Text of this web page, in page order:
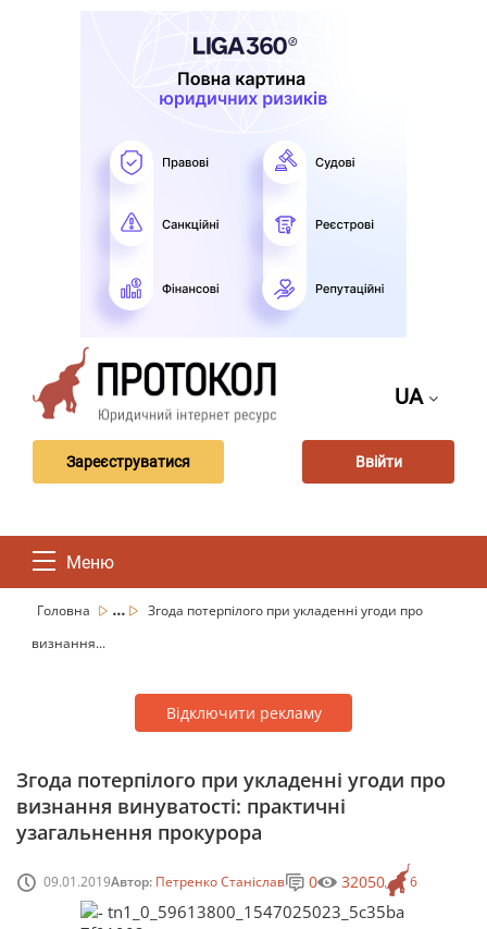
UA
Зареєструватися Ввійти
Меню
Головна ...
Згода потерпілого при укладенні угоди про
визнання...
Відключити рекламу
Згода потерпілого при укладенні угоди про
визнання винуватості: практичні
узагальнення прокурора
09.01.2019Автор: Петренко Станіслав 6
0 32050